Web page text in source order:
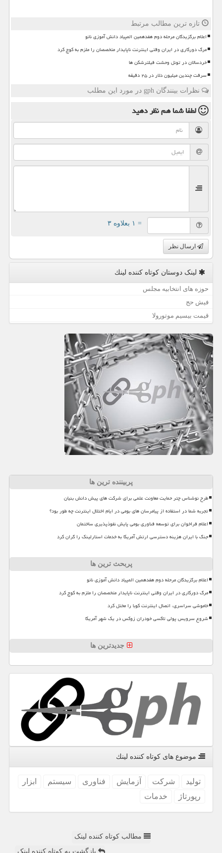
تازه ترین مطالب مرتبط
اعلام برگزیدگان مرحله دوم هفدهمین المپیاد دانش آموزی نانو
مرگ دورکاری در ایران وقتی اینترنت ناپایدار متخصصان را ملزم به کوچ کرد
خردسالان در تونل وحشت فیلترشکن ها
سرقت چندین میلیون دلار در ۲۵ دقیقه
نظرات بینندگان gph در مورد این مطلب
لطفا شما همنظر دهید
= ۱ بعلاوه ۳
ارسال نظر
لینک دوستان كوتاه كننده لینك
حوزه های انتخابیه مجلس
فیش حج
قیمت بیسیم موتورولا
پربیننده ترین ها
طرح نوشناس چتر حمایت معاونت علمی برای شرکت های پیش دانش بنیان
تجربه شما در استفاده از پیامرسان های بومی در ایام اختلال اینترنت چه طور بود؟
اعلام فراخوان برای توسعه فناوری بومی پایش نفوذپذیری ساختمان
جنگ با ایران هزینه دسترسی ارتش آمریکا به خدمات استارلینک را گران کرد
پربحث ترین ها
اعلام برگزیدگان مرحله دوم هفدهمین المپیاد دانش آموزی نانو
مرگ دورکاری در ایران وقتی اینترنت ناپایدار متخصصان را ملزم به کوچ کرد
خاموشی سراسری، اتصال اینترنت کوبا را مختل کرد
شروع سرویس پولی تاکسی خودران زوکس در یک شهر آمریکا
جدیدترین ها
موضوع های كوتاه كننده لینك
تولید شركت آزمایش فناوری سیستم
ابزار
رپورتاژ
خدمات
مطالب کوتاه کننده لینک
بازگشت به کوتاه کننده لینک